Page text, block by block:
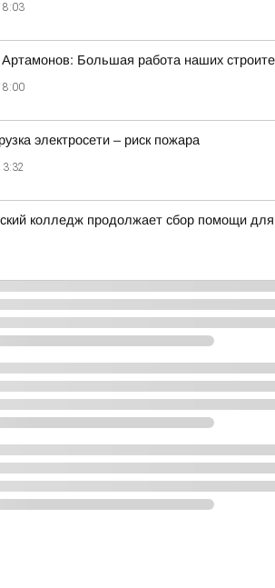
Артамонов: Большая работа наших
электросети – риск пожара
колледж продолжает сбор помощи